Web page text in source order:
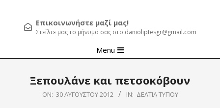
Επικοινωνήστε μαζί μας!
Στείλτε μας το μήνυμά σας στο danioliptesgr@gmail.com
Navigation
Menu
Ξεπουλάνε και πετσοκόβουν
ON: 30 ΑΥΓΟΎΣΤΟΥ 2012 IN: ΔΕΛΤΊΑ ΤΎΠΟΥ